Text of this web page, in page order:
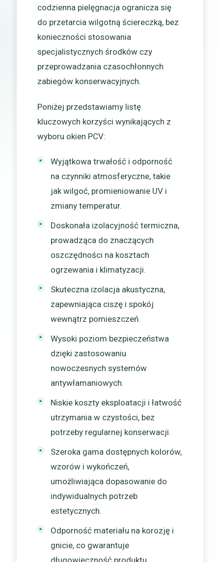
codzienna pielęgnacja ogranicza się
do przetarcia wilgotną ściereczką, bez
konieczności stosowania
specjalistycznych środków czy
przeprowadzania czasochłonnych
zabiegów konserwacyjnych.
Poniżej przedstawiamy listę
kluczowych korzyści wynikających z
wyboru okien PCV:
Wyjątkowa trwałość i odporność
na czynniki atmosferyczne, takie
jak wilgoć, promieniowanie UV i
zmiany temperatur.
Doskonała izolacyjność termiczna,
prowadząca do znaczących
oszczędności na kosztach
ogrzewania i klimatyzacji.
Skuteczna izolacja akustyczna,
zapewniająca ciszę i spokój
wewnątrz pomieszczeń.
Wysoki poziom bezpieczeństwa
dzięki zastosowaniu
nowoczesnych systemów
antywłamaniowych.
Niskie koszty eksploatacji i łatwość
utrzymania w czystości, bez
potrzeby regularnej konserwacji.
Szeroka gama dostępnych kolorów,
wzorów i wykończeń,
umożliwiająca dopasowanie do
indywidualnych potrzeb
estetycznych.
Odporność materiału na korozję i
gnicie, co gwarantuje
długowieczność produktu.